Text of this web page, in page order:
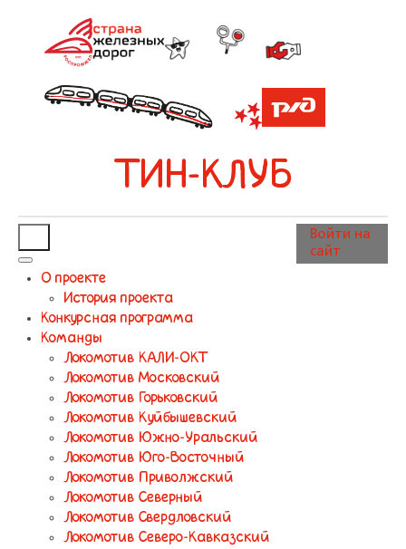
ТИН-КЛУБ
О проекте
История проекта
Конкурсная программа
Команды
Локомотив КАЛИ-ОКТ
Локомотив Московский
Локомотив Горьковский
Локомотив Куйбышевский
Локомотив Южно-Уральский
Локомотив Юго-Восточный
Локомотив Приволжский
Локомотив Северный
Локомотив Свердловский
Локомотив Северо-Кавказский
Войти на
сайт